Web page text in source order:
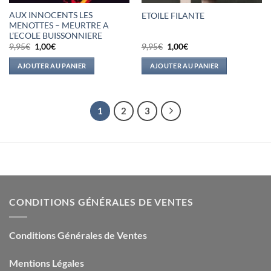
AUX INNOCENTS LES
MENOTTES – MEURTRE A
L’ECOLE BUISSONNIERE
9,95€ Le
prix
initial
était :
9,95€.
1,00€Le
actuel
est :
1,00€.
AJOUTER AU PANIER
ETOILE FILANTE
9,95€ Le
prix
initial
était :
9,95€.
1,00€Le
actuel
est :
1,00€.
AJOUTER AU PANIER
1 2 3
CONDITIONS GÉNÉRALES DE VENTES
Conditions Générales de Ventes
Mentions Légales